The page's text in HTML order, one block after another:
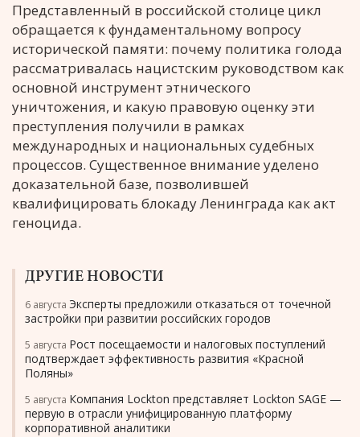
Представленный в российской столице цикл
обращается к фундаментальному вопросу
исторической памяти: почему политика голода
рассматривалась нацистским руководством как
основной инструмент этнического
уничтожения, и какую правовую оценку эти
преступления получили в рамках
международных и национальных судебных
процессов. Существенное внимание уделено
доказательной базе, позволившей
квалифицировать блокаду Ленинграда как акт
геноцида.
ДРУГИЕ НОВОСТИ
6 августа Эксперты предложили отказаться от точечной
застройки при развитии российских городов
5 августа Рост посещаемости и налоговых поступлений
подтверждает эффективность развития «Красной
Поляны»
5 августа Компания Lockton представляет Lockton SAGE —
первую в отрасли унифицированную платформу
корпоративной аналитики